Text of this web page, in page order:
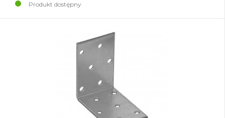
Produkt dostępny